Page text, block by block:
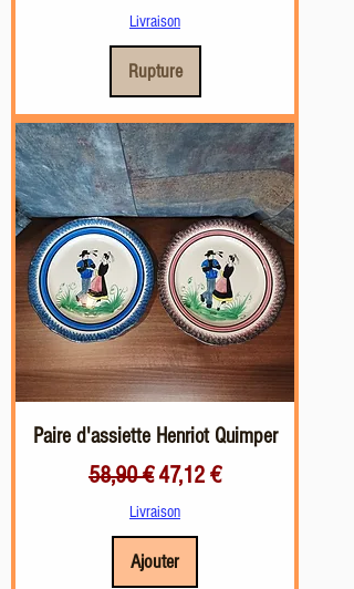
Livraison
Rupture
Paire d'assiette Henriot Quimper
Prix original
58,90 € Prix promotionnel
47,12 €
Livraison
Ajouter